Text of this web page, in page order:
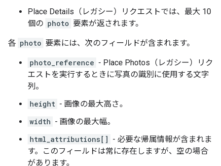
Place Details（レガシー）リクエストでは、最大 10
個の photo 要素が返されます。
各 photo 要素には、次のフィールドが含まれます。
photo_reference - Place Photos（レガシー）リク
エストを実行するときに写真の識別に使用する文字
列。
height - 画像の最大高さ。
width - 画像の最大幅。
html_attributions[] - 必要な帰属情報が含まれま
す。このフィールドは常に存在しますが、空の場合
があります。